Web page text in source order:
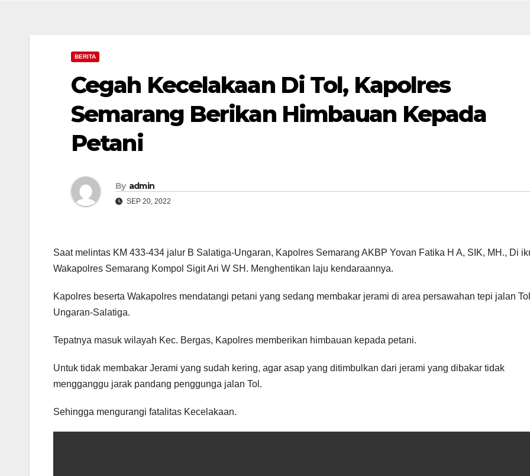
BERITA
Cegah Kecelakaan Di Tol, Kapolres
Semarang Berikan Himbauan Kepada
Petani
By admin
SEP 20, 2022
Saat melintas KM 433-434 jalur B Salatiga-Ungaran, Kapolres Semarang AKBP Yovan Fatika H A, SIK, MH., Di
Wakapolres Semarang Kompol Sigit Ari W SH. Menghentikan laju kendaraannya.
Kapolres beserta Wakapolres mendatangi petani yang sedang membakar jerami di area persawahan tepi jalan Tol
Ungaran-Salatiga.
Tepatnya masuk wilayah Kec. Bergas, Kapolres memberikan himbauan kepada petani.
Untuk tidak membakar Jerami yang sudah kering, agar asap yang ditimbulkan dari jerami yang dibakar tidak
mengganggu jarak pandang penggunga jalan Tol.
Sehingga mengurangi fatalitas Kecelakaan.